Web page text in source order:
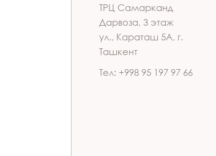
ТРЦ Самарканд
Дарвоза, 3 этаж
ул., Караташ 5А, г.
Ташкент
Тел: +998 95 197 97 66